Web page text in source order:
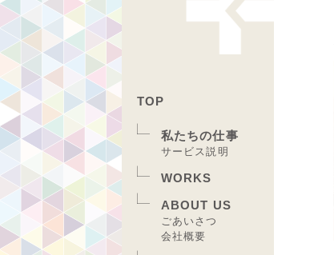
TOP
私たちの仕事
サービス説明
WORKS
ABOUT US
ごあいさつ
会社概要